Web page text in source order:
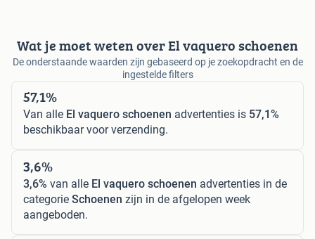
Wat je moet weten over El vaquero schoenen
De onderstaande waarden zijn gebaseerd op je zoekopdracht en de
ingestelde filters
57,1%
Van alle El vaquero schoenen advertenties is 57,1%
beschikbaar voor verzending.
3,6%
3,6% van alle El vaquero schoenen advertenties in de
categorie Schoenen zijn in de afgelopen week
aangeboden.